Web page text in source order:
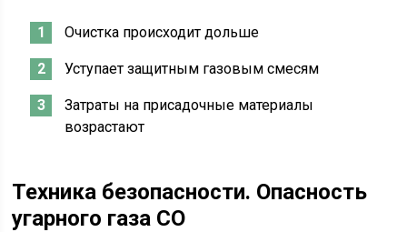
Очистка происходит дольше
Уступает защитным газовым смесям
Затраты на присадочные материалы
возрастают
Техника безопасности. Опасность
угарного газа СО